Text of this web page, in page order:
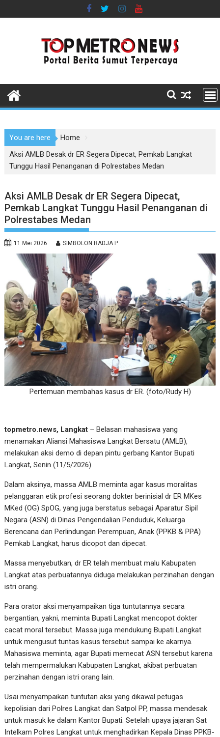
to
You are here
Home
Aksi AMLB Desak dr ER Segera Dipecat, Pemkab Langkat
Tunggu Hasil Penanganan di Polrestabes Medan
Aksi AMLB Desak dr ER Segera Dipecat,
Pemkab Langkat Tunggu Hasil Penanganan di
Polrestabes Medan
11 Mei 2026 SIMBOLON RADJA P
Pertemuan membahas kasus dr ER. (foto/Rudy H)
topmetro.news, Langkat – Belasan mahasiswa yang
menamakan Aliansi Mahasiswa Langkat Bersatu (AMLB),
melakukan aksi demo di depan pintu gerbang Kantor Bupati
Langkat, Senin (11/5/2026).
Dalam aksinya, massa AMLB meminta agar kasus moralitas
pelanggaran etik profesi seorang dokter berinisial dr ER MKes
MKed (OG) SpOG, yang juga berstatus sebagai Aparatur Sipil
Negara (ASN) di Dinas Pengendalian Penduduk, Keluarga
Berencana dan Perlindungan Perempuan, Anak (PPKB & PPA)
Pemkab Langkat, harus dicopot dan dipecat.
Massa menyebutkan, dr ER telah membuat malu Kabupaten
Langkat atas perbuatannya diduga melakukan perzinahan dengan
istri orang.
Para orator aksi menyampaikan tiga tuntutannya secara
bergantian, yakni, meminta Bupati Langkat mencopot dokter
cacat moral tersebut. Massa juga mendukung Bupati Langkat
untuk mengusut tuntas kasus tersebut sampai ke akarnya.
Mahasiswa meminta, agar Bupati memecat ASN tersebut karena
telah mempermalukan Kabupaten Langkat, akibat perbuatan
perzinahan dengan istri orang lain.
Usai menyampaikan tuntutan aksi yang dikawal petugas
kepolisian dari Polres Langkat dan Satpol PP, massa mendesak
untuk masuk ke dalam Kantor Bupati. Setelah upaya jajaran Sat
Intelkam Polres Langkat untuk menghadirkan Kepala Dinas PPKB-